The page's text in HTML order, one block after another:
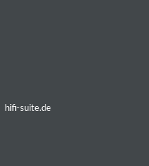
hifi-suite.de